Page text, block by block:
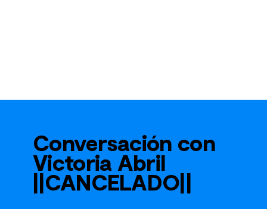
Conversación con
Victoria Abril
||CANCELADO||